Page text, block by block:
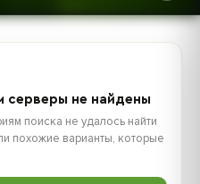
серверы не найдены
поиска не удалось найти
похожие варианты, которые